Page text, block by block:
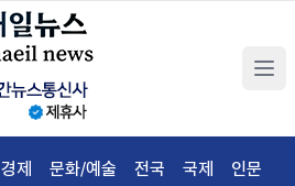
경제 문화/예술 전국 국제 인문